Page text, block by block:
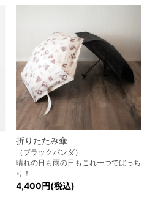
折りたたみ傘
（ブラックパンダ）
晴れの日も雨の日もこれ一つでばっち
り！
4,400円(税込)